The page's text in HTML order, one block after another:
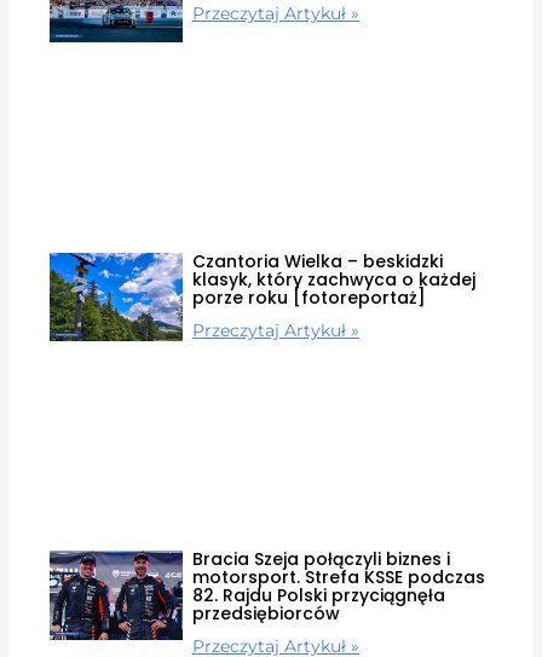
Przeczytaj Artykuł »
Czantoria Wielka – beskidzki
klasyk, który zachwyca o każdej
porze roku [fotoreportaż]
Przeczytaj Artykuł »
Bracia Szeja połączyli biznes i
motorsport. Strefa KSSE podczas
82. Rajdu Polski przyciągnęła
przedsiębiorców
Przeczytaj Artykuł »